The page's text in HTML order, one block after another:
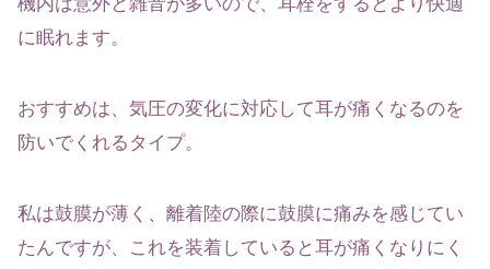
に眠れます。
おすすめは、気圧の変化に対応して耳が痛くなるのを
防いでくれるタイプ。
私は鼓膜が薄く、離着陸の際に鼓膜に痛みを感じてい
たんですが、これを装着していると耳が痛くなりにく